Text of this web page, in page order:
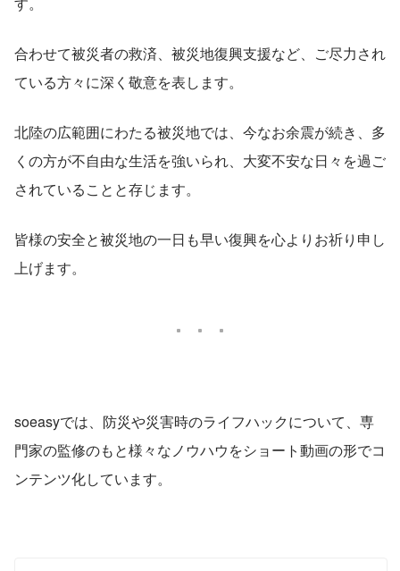
合わせて被災者の救済、被災地復興支援など、ご尽力され
ている方々に深く敬意を表します。
北陸の広範囲にわたる被災地では、今なお余震が続き、多
くの方が不自由な生活を強いられ、大変不安な日々を過ご
されていることと存じます。
皆様の安全と被災地の一日も早い復興を心よりお祈り申し
上げます。
soeasyでは、防災や災害時のライフハックについて、専
門家の監修のもと様々なノウハウをショート動画の形でコ
ンテンツ化しています。